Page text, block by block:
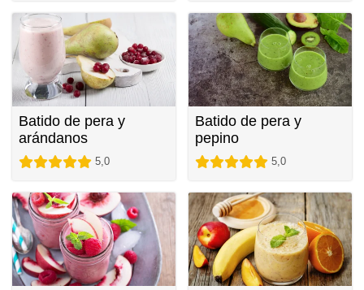
Batido de pera y
arándanos
5,0
Batido de pera y
pepino
5,0